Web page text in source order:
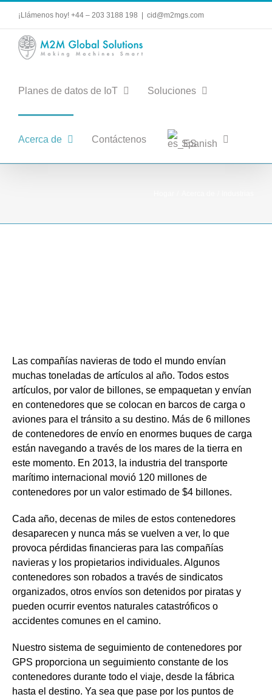
contenido
¡Llámenos hoy! +44 – 203 3188 198 cid@m2mgs.com
Planes de datos de IoT Soluciones
Acerca de Contáctenos Spanish
Las compañías navieras de todo el mundo envían
muchas toneladas de artículos al año. Todos estos
artículos, por valor de billones, se empaquetan y envían
en contenedores que se colocan en barcos de carga o
aviones para el tránsito a su destino. Más de 6 millones
de contenedores de envío en enormes buques de carga
están navegando a través de los mares de la tierra en
este momento. En 2013, la industria del transporte
marítimo internacional movió 120 millones de
contenedores por un valor estimado de $4 billones.
Cada año, decenas de miles de estos contenedores
desaparecen y nunca más se vuelven a ver, lo que
provoca pérdidas financieras para las compañías
navieras y los propietarios individuales. Algunos
contenedores son robados a través de sindicatos
organizados, otros envíos son detenidos por piratas y
pueden ocurrir eventos naturales catastróficos o
accidentes comunes en el camino.
Nuestro sistema de seguimiento de contenedores por
GPS proporciona un seguimiento constante de los
contenedores durante todo el viaje, desde la fábrica
hasta el destino. Ya sea que pase por los puntos de